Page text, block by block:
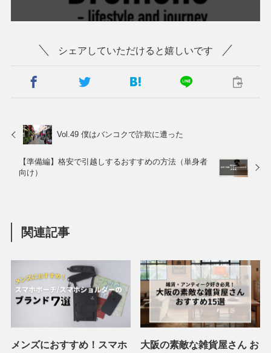
シェアしていただけると嬉しいです
Vol.49 僕はバンコクで詐欺に遭った
【準備編】格安で引越しするおすすめの方法（単身者
向け）
関連記事
メンズにおすすめ！スマホ
大阪の素敵な雑貨屋さん お